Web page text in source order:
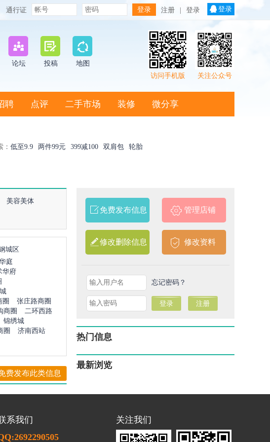
通行证 注册 登录 登录
论坛 投稿
地图
关注公众号
访问手机版
聘 点评 二手市场 装修 微分享
低至9.9 两件99元 399减100 双肩包 轮胎
美容美体
城区
庭
华府
圈
张庄路商圈
商圈
二环西路
锦绣城
圈
济南西站
费发布此类信息
免费发布信息 管理店铺
修改删除信息 修改资料
忘记密码？
热门信息
最新浏览
系我们
关注我们